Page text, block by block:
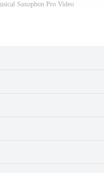
Saxophon Pro Video